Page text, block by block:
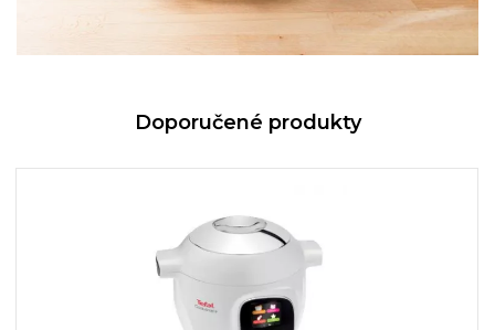
Doporučené produkty